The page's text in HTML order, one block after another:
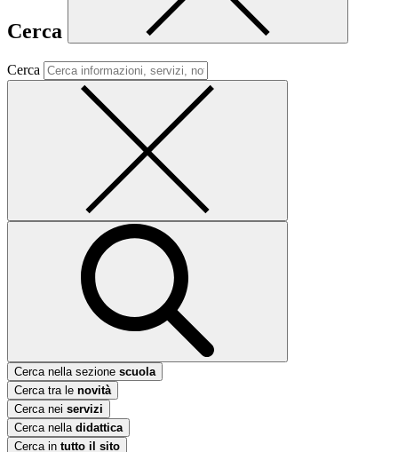
Cerca
Cerca
Cerca nella sezione scuola
Cerca tra le novità
Cerca nei servizi
Cerca nella didattica
Cerca in tutto il sito